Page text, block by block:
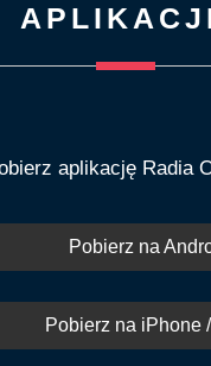
aplikację Radia
Pobierz na
Pobierz na iPhone